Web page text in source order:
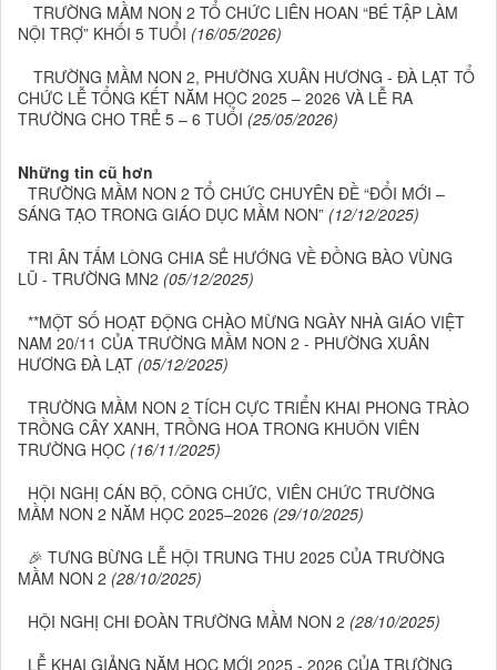
TRƯỜNG MẦM NON 2 TỔ CHỨC LIÊN HOAN “BÉ TẬP LÀM
NỘI TRỢ” KHỐI 5 TUỔI (16/05/2026)
TRƯỜNG MẦM NON 2, PHƯỜNG XUÂN HƯƠNG - ĐÀ LẠT TỔ
CHỨC LỄ TỔNG KẾT NĂM HỌC 2025 – 2026 VÀ LỄ RA
TRƯỜNG CHO TRẺ 5 – 6 TUỔI (25/05/2026)
Những tin cũ hơn
TRƯỜNG MẦM NON 2 TỔ CHỨC CHUYÊN ĐỀ “ĐỔI MỚI –
SÁNG TẠO TRONG GIÁO DỤC MẦM NON” (12/12/2025)
TRI ÂN TẤM LÒNG CHIA SẺ HƯỚNG VỀ ĐỒNG BÀO VÙNG
LŨ - TRƯỜNG MN2 (05/12/2025)
**MỘT SỐ HOẠT ĐỘNG CHÀO MỪNG NGÀY NHÀ GIÁO VIỆT
NAM 20/11 CỦA TRƯỜNG MẦM NON 2 - PHƯỜNG XUÂN
HƯƠNG ĐÀ LẠT (05/12/2025)
TRƯỜNG MẦM NON 2 TÍCH CỰC TRIỂN KHAI PHONG TRÀO
TRỒNG CÂY XANH, TRỒNG HOA TRONG KHUÔN VIÊN
TRƯỜNG HỌC (16/11/2025)
HỘI NGHỊ CÁN BỘ, CÔNG CHỨC, VIÊN CHỨC TRƯỜNG
MẦM NON 2 NĂM HỌC 2025–2026 (29/10/2025)
🎉 TƯNG BỪNG LỄ HỘI TRUNG THU 2025 CỦA TRƯỜNG
MẦM NON 2 (28/10/2025)
HỘI NGHỊ CHI ĐOÀN TRƯỜNG MẦM NON 2 (28/10/2025)
LỄ KHAI GIẢNG NĂM HỌC MỚI 2025 - 2026 CỦA TRƯỜNG